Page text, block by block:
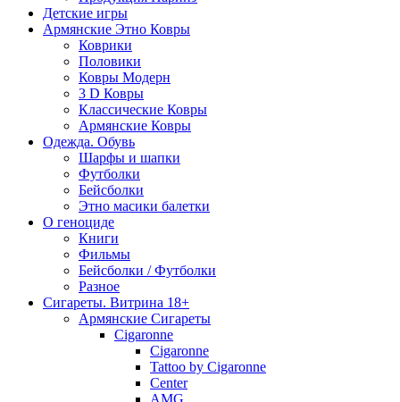
Детские игры
Армянские Этно Ковры
Коврики
Половики
Ковры Модерн
3 D Ковры
Классические Ковры
Армянские Ковры
Одежда. Обувь
Шарфы и шапки
Футболки
Бейсболки
Этно масики балетки
О геноциде
Книги
Фильмы
Бейсболки / Футболки
Разное
Сигареты. Витрина 18+
Армянские Сигареты
Cigaronne
Cigaronne
Tattoo by Cigaronne
Center
AMG